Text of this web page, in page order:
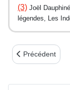
(3) Joël
légendes, Les
Article
Précédent